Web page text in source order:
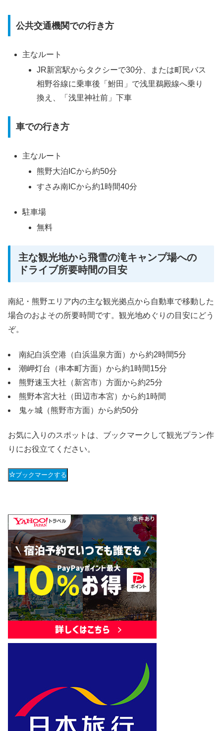
公共交通機関での行き方
主なルート
JR新宮駅からタクシーで30分、または町民バス
相野谷線に乗車後「鮒田」で浅里鵜殿線へ乗り
換え、「浅里神社前」下車
車での行き方
主なルート
熊野大泊ICから約50分
すさみ南ICから約1時間40分
駐車場
無料
主な観光地から飛雪の滝キャンプ場への
ドライブ所要時間の目安
南紀・熊野エリア内の主な観光拠点から自動車で移動した
場合のおよその所要時間です。観光地めぐりの目安にどう
ぞ。
南紀白浜空港（白浜温泉方面）から約2時間5分
潮岬灯台（串本町方面）から約1時間15分
熊野速玉大社（新宮市）方面から約25分
熊野本宮大社（田辺市本宮）から約1時間
鬼ヶ城（熊野市方面）から約50分
お気に入りのスポットは、ブックマークして観光プラン作
りにお役立てください。
ブックマークする